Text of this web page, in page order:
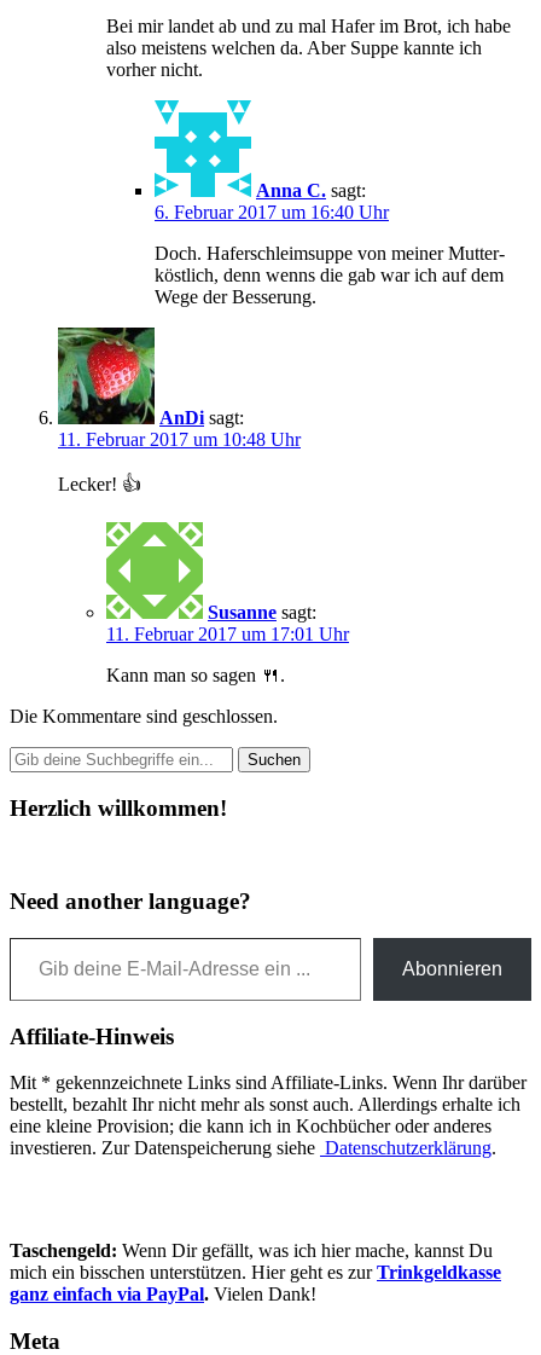
Bei mir landet ab und zu mal Hafer im Brot, ich habe
also meistens welchen da. Aber Suppe kannte ich
vorher nicht.
Anna C. sagt:
6. Februar 2017 um 16:40 Uhr
Doch. Haferschleimsuppe von meiner Mutter-
köstlich, denn wenns die gab war ich auf dem
Wege der Besserung.
AnDi sagt:
11. Februar 2017 um 10:48 Uhr
Lecker! 👍
Susanne sagt:
11. Februar 2017 um 17:01 Uhr
Kann man so sagen 🍴.
Die Kommentare sind geschlossen.
Herzlich willkommen!
Need another language?
Gib deine E-Mail-Adresse ein ...
Abonnieren
Affiliate-Hinweis
Mit * gekennzeichnete Links sind Affiliate-Links. Wenn Ihr darüber
bestellt, bezahlt Ihr nicht mehr als sonst auch. Allerdings erhalte ich
eine kleine Provision; die kann ich in Kochbücher oder anderes
investieren. Zur Datenspeicherung siehe Datenschutzerklärung.
Taschengeld: Wenn Dir gefällt, was ich hier mache, kannst Du
mich ein bisschen unterstützen. Hier geht es zurTrinkgeldkasse
ganz einfach via PayPal. Vielen Dank!
Meta